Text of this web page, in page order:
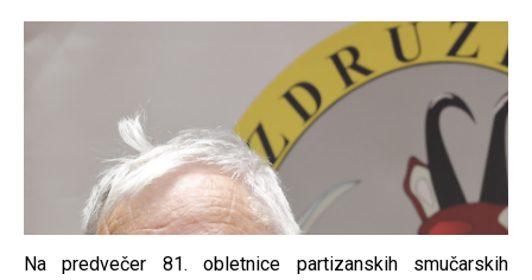
Na predvečer 81. obletnice partizanskih smučarskih